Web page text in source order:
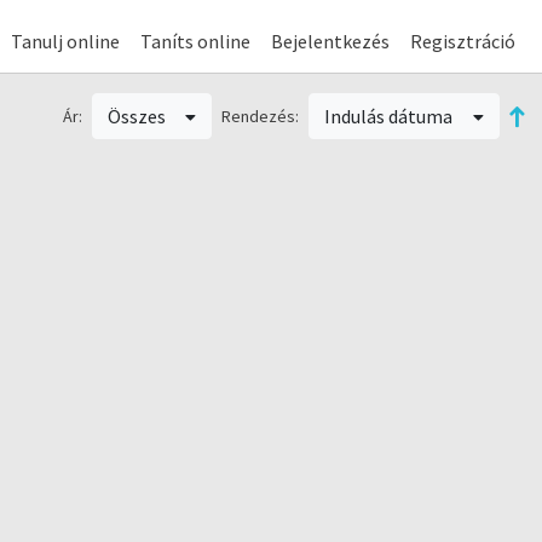
Tanulj online Taníts online Bejelentkezés Regisztráció
Ár: Összes Rendezés: Indulás dátuma